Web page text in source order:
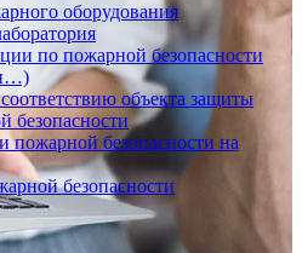
оборудования
по пожарной безопасности
объекта защиты
безопасности
пожарной безопасности на
безопасности